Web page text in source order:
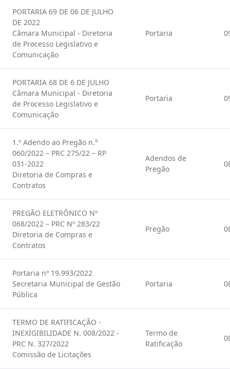
PORTARIA 69 DE 06 DE JULHO
DE 2022
Câmara Municipal - Diretoria
de Processo Legislativo e
Comunicação
Portaria
PORTARIA 68 DE 6 DE JULHO
Câmara Municipal - Diretoria
de Processo Legislativo e
Comunicação
Portaria
1.º Adendo ao Pregão n.°
060/2022 – PRC 275/22 – RP
031-2022
Diretoria de Compras e
Contratos
Adendos de
Pregão
PREGÃO ELETRÔNICO Nº
068/2022 – PRC Nº 283/22
Diretoria de Compras e
Contratos
Pregão
Portaria nº 19.993/2022
Secretaria Municipal de Gestão
Pública
Portaria
TERMO DE RATIFICAÇÃO -
INEXIGIBILIDADE N. 008/2022 -
PRC N. 327/2022
Comissão de Licitações
Termo de
Ratificação